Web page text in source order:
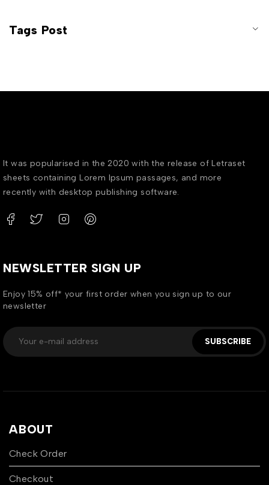
Tags Post
It was popularised in the 2020 with the release of Letraset
sheets containing Lorem Ipsum passages, and more
recently with desktop publishing software.
NEWSLETTER SIGN UP
Enjoy 15% off* your first order when you sign up to our
newsletter
SUBSCRIBE
ABOUT
Check Order
Checkout